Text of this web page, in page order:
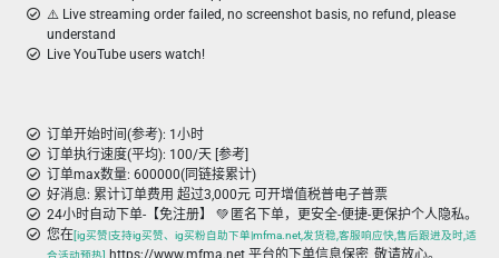
⚠️ Live streaming order failed, no screenshot basis, no refund, please
understand
Live YouTube users watch!
订单开始时间(参考): 1小时
订单执行速度(平均): 100/天 [参考]
订单max数量: 600000(同链接累计)
好消息: 累计订单费用 超过3,000元 可开增值税普电子普票
24小时自动下单-【免注册】 💚 匿名下单，更安全-便捷-更保护个人隐私。
您在[ig买赞|支持ig买赞、ig买粉自助下单|mfma.net,发货稳,客服响应快,售后跟进及时,适
合活动预热]
https://www.mfma.net 平台的下单信息保密, 敬请放心。